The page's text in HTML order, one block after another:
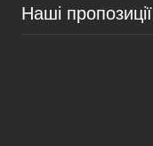
Наші пропозиції